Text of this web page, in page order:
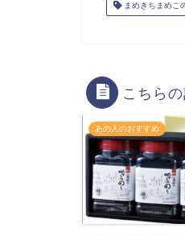
まめきちまめこ
こちら
あの人のおすすめ